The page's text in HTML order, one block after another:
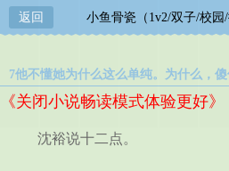
返回 小鱼骨瓷（1v2/双子/校园/
7他不懂她为什么这么单纯。为什么，
《关闭小说畅读模式体验更好》
沈裕说十二点。